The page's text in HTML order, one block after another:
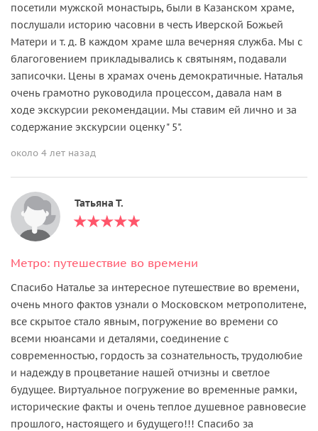
посетили мужской монастырь, были в Казанском храме,
послушали историю часовни в честь Иверской Божьей
Матери и т. д. В каждом храме шла вечерняя служба. Мы с
благоговением прикладывались к святыням, подавали
записочки. Цены в храмах очень демократичные. Наталья
очень грамотно руководила процессом, давала нам в
ходе экскурсии рекомендации. Мы ставим ей лично и за
содержание экскурсии оценку " 5".
около 4 лет назад
Татьяна Т.
Метро: путешествие во времени
Спасибо Наталье за интересное путешествие во времени,
очень много фактов узнали о Московском метрополитене,
все скрытое стало явным, погружение во времени со
всеми нюансами и деталями, соединение с
современностью, гордость за сознательность, трудолюбие
и надежду в процветание нашей отчизны и светлое
будущее. Виртуальное погружение во временные рамки,
исторические факты и очень теплое душевное равновесие
прошлого, настоящего и будущего!!! Спасибо за